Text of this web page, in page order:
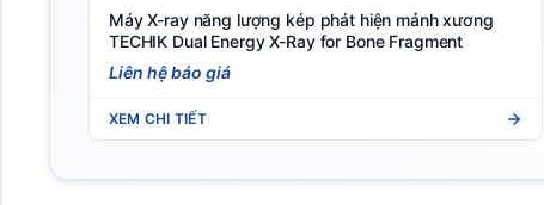
Máy X-ray năng lượng kép phát hiện mảnh xương
TECHIK Dual Energy X-Ray for Bone Fragment
Liên hệ báo giá
XEM CHI TIẾT